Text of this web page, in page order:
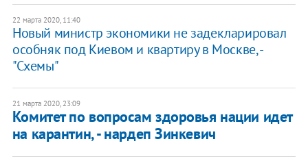
22 марта 2020, 11:40
Новый министр экономики не задекларировал
особняк под Киевом и квартиру в Москве, -
"Схемы"
21 марта 2020, 23:09
Комитет по вопросам здоровья нации идет
на карантин, - нардеп Зинкевич